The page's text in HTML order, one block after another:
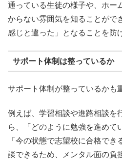
通っている生徒の様子や、ホー
からない雰囲気を知ることがで
感じと違った」となることを防
サポート体制は整っているか
サポート体制が整っているかも
例えば、学習相談や進路相談を
ら、「どのように勉強を進めて
「今の状態で志望校に合格で
談できるため、メンタル面の負